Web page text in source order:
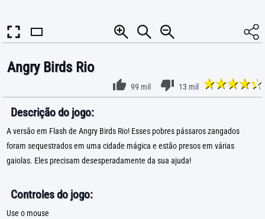
Angry Birds Rio
99 mil 13 mil
Descrição do jogo:
A versão em Flash de Angry Birds Rio! Esses pobres pássaros zangados
foram sequestrados em uma cidade mágica e estão presos em várias
gaiolas. Eles precisam desesperadamente da sua ajuda!
Controles do jogo:
Use o mouse